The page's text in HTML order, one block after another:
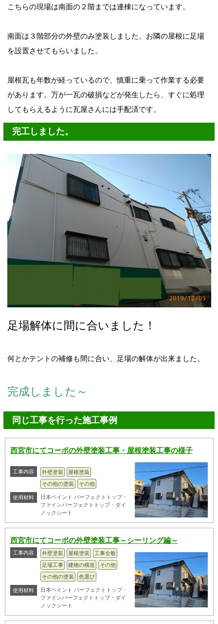
こちらの現場は南面の２階までは連棟になっています。
南面は３階部分の外壁のみ塗装しました。お隣の屋根に足場
を設置させてもらいました。
屋根瓦も年数が経っているので、慎重に乗って作業する必要
があります。万が一瓦の破損などが発生したら、すぐに処理
してもらえるように瓦屋さんには手配済です。
完工しました。
足場解体に間に合いました！
何とかテントの補修も間に合い、足場の解体が出来ました。
完成しました～
同じ工事を行った施工事例
西宮市にてコーポの外壁塗装工事・屋根塗装工事の様子
工事内容 外壁塗装
屋根塗装
その他の塗装
その他
使用材料
日本ペイント パーフェクトトップ・
ファインパーフェクトトップ・ダイ
ノックシート
西宮市にてコーポの外壁塗装工事～シーリング編～
工事内容 外壁塗装 屋根塗装
工事全般
足場工事
建物の構造
その他
その他の塗装
色選び
使用材料
日本ペイント パーフェクトトップ・
ファインパーフェクトトップ・ダイ
ノックシート